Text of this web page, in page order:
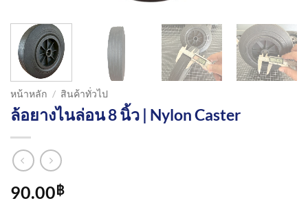
หน้าหลัก / สินค้าทั่วไป
ล้อยางไนล่อน 8 นิ้ว | Nylon Caster
90.00฿